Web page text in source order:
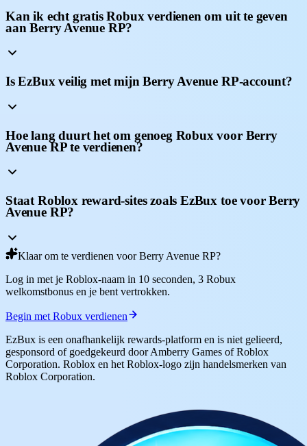
Kan ik echt gratis Robux verdienen om uit te geven
aan Berry Avenue RP?
Is EzBux veilig met mijn Berry Avenue RP-account?
Hoe lang duurt het om genoeg Robux voor Berry
Avenue RP te verdienen?
Staat Roblox reward-sites zoals EzBux toe voor Berry
Avenue RP?
Klaar om te verdienen voor Berry Avenue RP?
Log in met je Roblox-naam in 10 seconden, 3 Robux
welkomstbonus en je bent vertrokken.
Begin met Robux verdienen
EzBux is een onafhankelijk rewards-platform en is niet gelieerd,
gesponsord of goedgekeurd door Amberry Games of Roblox
Corporation. Roblox en het Roblox-logo zijn handelsmerken van
Roblox Corporation.